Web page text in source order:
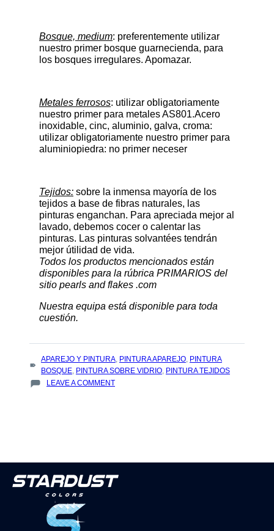
Bosque, medium: preferentemente utilizar
nuestro primer bosque guarnecienda, para
los bosques irregulares. Apomazar.
Metales ferrosos: utilizar obligatoriamente
nuestro primer para metales AS801.Acero
inoxidable, cinc, aluminio, galva, croma:
utilizar obligatoriamente nuestro primer para
aluminiopiedra: no primer neceser
Tejidos: sobre la inmensa mayoría de los
tejidos a base de fibras naturales, las
pinturas enganchan. Para apreciada mejor al
lavado, debemos cocer o calentar las
pinturas. Las pinturas solvantées tendrán
mejor útilidad de vida.
Todos los productos mencionados están
disponibles para la rúbrica PRIMARIOS del
sitio pearls and flakes .com
Nuestra equipa está disponible para toda
cuestión.
TAGS
:
APAREJO Y PINTURA, PINTURA APAREJO, PINTURA
BOSQUE, PINTURA SOBRE VIDRIO, PINTURA TEJIDOS
LEAVE A COMMENTON
METAL,
PLÁSTICO,